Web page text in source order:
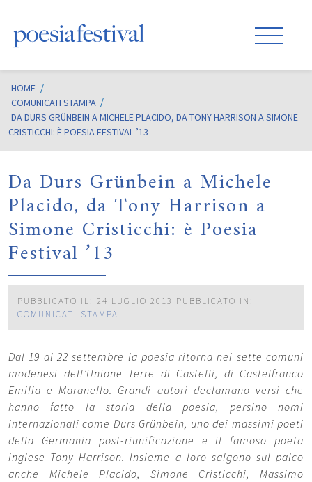
HOME /
COMUNICATI STAMPA
DA DURS GRÜNBEIN A MICHELE PLACIDO, DA TONY HARRISON A SIMONE
CRISTICCHI: È POESIA FESTIVAL ’13
Da Durs Grünbein a Michele
Placido, da Tony Harrison a
Simone Cristicchi: è Poesia
Festival ’13
PUBBLICATO IL: 24 LUGLIO 2013 PUBBLICATO IN:
COMUNICATI STAMPA
Dal 19 al 22 settembre la poesia ritorna nei sette comuni
modenesi dell’Unione Terre di Castelli, di Castelfranco
Emilia e Maranello. Grandi autori declamano versi che
hanno fatto la storia della poesia, persino nomi
internazionali come Durs Grünbein, uno dei massimi poeti
della Germania post-riunificazione e il famoso poeta
inglese Tony Harrison. Insieme a loro salgono sul palco
anche Michele Placido, Simone Cristicchi, Massimo